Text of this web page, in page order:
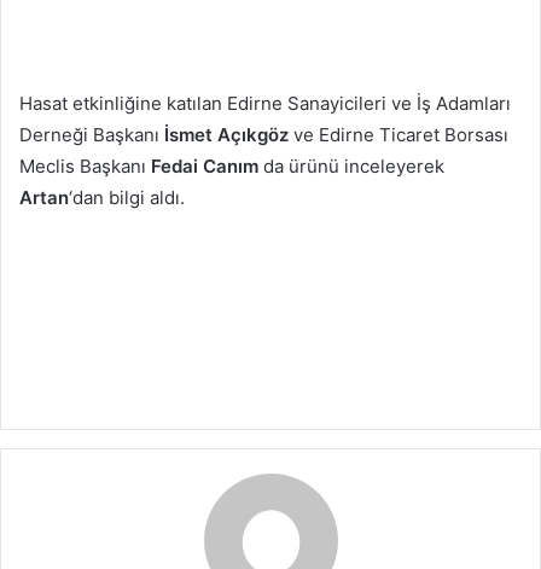
Hasat etkinliğine katılan Edirne Sanayicileri ve İş Adamları
Derneği Başkanı İsmet Açıkgöz ve Edirne Ticaret Borsası
Meclis Başkanı Fedai Canım da ürünü inceleyerek
Artan‘dan bilgi aldı.